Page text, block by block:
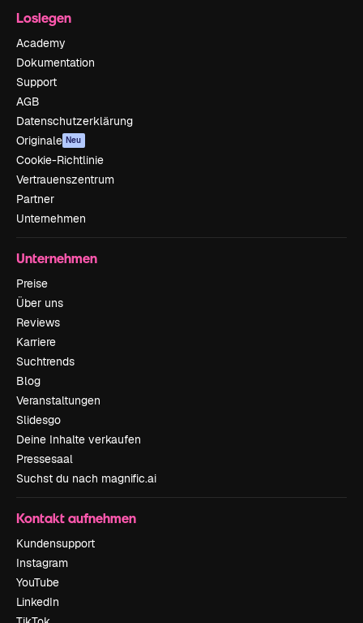
Loslegen
Academy
Dokumentation
Support
AGB
Datenschutzerklärung
Originale Neu
Cookie-Richtlinie
Vertrauenszentrum
Partner
Unternehmen
Unternehmen
Preise
Über uns
Reviews
Karriere
Suchtrends
Blog
Veranstaltungen
Slidesgo
Deine Inhalte verkaufen
Pressesaal
Suchst du nach magnific.ai
Kontakt aufnehmen
Kundensupport
Instagram
YouTube
LinkedIn